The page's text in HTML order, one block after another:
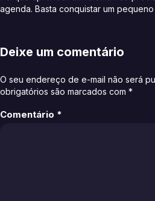
agenda. Basta conquistar um
Deixe um comentário
O seu endereço de e-mail não será
obrigatórios são marcados com *
Comentário *